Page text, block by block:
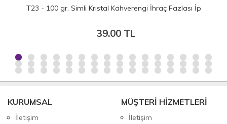
T23 - 100 gr. Simli Kristal Kahverengi İhraç Fazlası İp
39.00 TL
KURUMSAL
İletişim
MÜŞTERİ HİZMETLERİ
İletişim